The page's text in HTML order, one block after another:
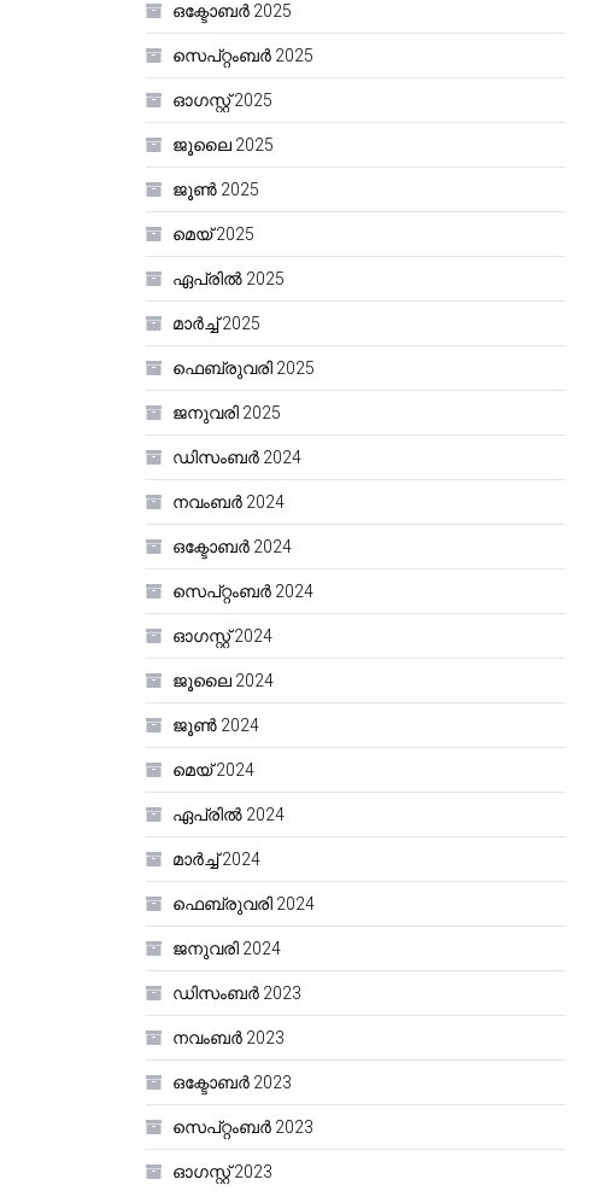
ഒക്ടോബർ 2025
സെപ്റ്റംബർ 2025
ഓഗസ്റ്റ്‌ 2025
ജൂലൈ 2025
ജൂൺ 2025
മെയ്‌ 2025
ഏപ്രിൽ 2025
മാർച്ച്‌ 2025
ഫെബ്രുവരി 2025
ജനുവരി 2025
ഡിസംബർ 2024
നവംബർ 2024
ഒക്ടോബർ 2024
സെപ്റ്റംബർ 2024
ഓഗസ്റ്റ്‌ 2024
ജൂലൈ 2024
ജൂൺ 2024
മെയ്‌ 2024
ഏപ്രിൽ 2024
മാർച്ച്‌ 2024
ഫെബ്രുവരി 2024
ജനുവരി 2024
ഡിസംബർ 2023
നവംബർ 2023
ഒക്ടോബർ 2023
സെപ്റ്റംബർ 2023
ഓഗസ്റ്റ്‌ 2023